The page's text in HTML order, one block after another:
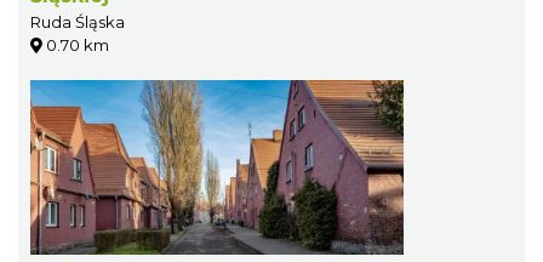
Ruda Śląska
0.70 km